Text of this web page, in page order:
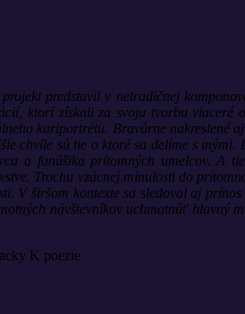
projekt predstavil v netradičnej
ktorí získali za svoju tvorbu
kariportrétu. Bravúrne nakreslené
chvíle sú tie o ktoré sa delíme s
a fanúšika prítomných umelcov. A
Trochu vzácnej minulosti do
V širšom kontexte sa sledoval aj
návštevníkov uchmatnúť hlavný